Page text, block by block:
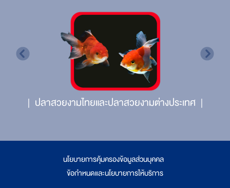
ปลาสวยงามไทยและปลาสวยงามต่างประเทศ
นโยบายการคุ้มครองข้อมูลส่วนบุคคล
ข้อกำหนดและนโยบายการให้บริการ